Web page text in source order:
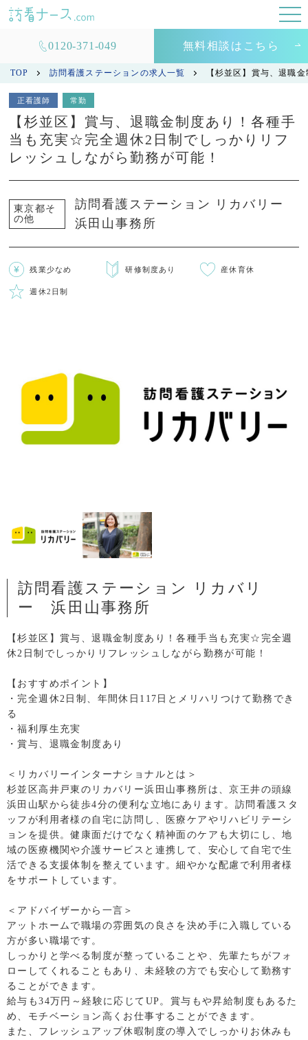
0120-371-049 無料相談はこちら
TOP 訪問看護ステーションの求人一覧 【杉並区】賞与、退職
正看護師 常勤
【杉並区】賞与、退職金制度あり！各種手
当も充実☆完全週休2日制でしっかりリフ
レッシュしながら勤務が可能！
東京都そ
の他
訪問看護ステーション リカバリー
浜田山事務所
残業少なめ 研修制度あり 産休育休
週休2日制
訪問看護ステーション リカバリ
ー 浜田山事務所
【杉並区】賞与、退職金制度あり！各種手当も充実☆完全週
休2日制でしっかりリフレッシュしながら勤務が可能！
【おすすめポイント】
・完全週休2日制、年間休日117日とメリハリつけて勤務でき
る
・福利厚生充実
・賞与、退職金制度あり
＜リカバリーインターナショナルとは＞
杉並区高井戸東のリカバリー浜田山事務所は、京王井の頭線
浜田山駅から徒歩4分の便利な立地にあります。訪問看護スタ
ッフが利用者様の自宅に訪問し、医療ケアやリハビリテーシ
ョンを提供。健康面だけでなく精神面のケアも大切にし、地
域の医療機関や介護サービスと連携して、安心して自宅で生
活できる支援体制を整えています。細やかな配慮で利用者様
をサポートしています。
＜アドバイザーから一言＞
アットホームで職場の雰囲気の良さを決め手に入職している
方が多い職場です。
しっかりと学べる制度が整っていることや、先輩たちがフォ
ローしてくれることもあり、未経験の方でも安心して勤務す
ることができます。
給与も34万円～経験に応じてUP。賞与もや昇給制度もあるた
め、モチベーション高くお仕事することができます。
また、フレッシュアップ休暇制度の導入でしっかりお休みも